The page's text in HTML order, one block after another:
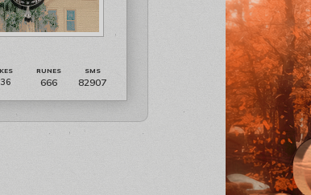
666 82907